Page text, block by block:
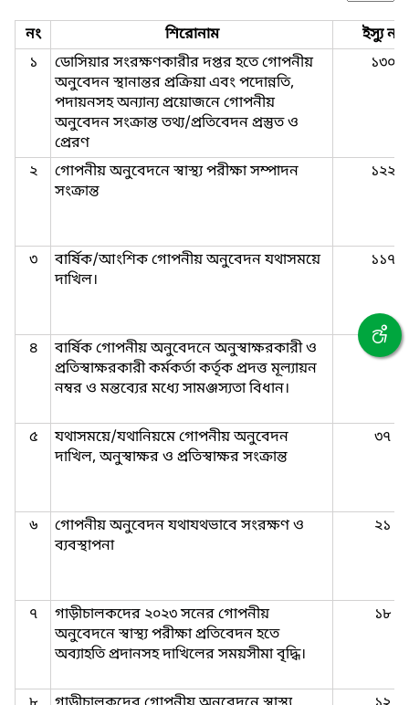
নং শিরোনাম
ইস্যু নং
১
ডোসিয়ার সংরক্ষণকারীর দপ্তর হতে গোপনীয়
অনুবেদন স্থানান্তর প্রক্রিয়া এবং পদোন্নতি,
পদায়নসহ অন্যান্য প্রয়োজনে গোপনীয়
অনুবেদন সংক্রান্ত তথ্য/প্রতিবেদন প্রস্তুত ও
প্রেরণ
১৩০
২
গোপনীয় অনুবেদনে স্বাস্থ্য পরীক্ষা সম্পাদন
সংক্রান্ত
১২২
৩
বার্ষিক/আংশিক গোপনীয় অনুবেদন যথাসময়ে
দাখিল।
১১৭
৪
বার্ষিক গোপনীয় অনুবেদনে অনুস্বাক্ষরকারী ও
প্রতিস্বাক্ষরকারী কর্মকর্তা কর্তৃক প্রদত্ত মূল্যায়ন
নম্বর ও মন্তব্যের মধ্যে সামঞ্জস্যতা বিধান।
৯৭
৫
যথাসময়ে/যথানিয়মে গোপনীয় অনুবেদন
দাখিল, অনুস্বাক্ষর ও প্রতিস্বাক্ষর সংক্রান্ত
৩৭
৬
গোপনীয় অনুবেদন যথাযথভাবে সংরক্ষণ ও
ব্যবস্থাপনা
২১
৭
গাড়ীচালকদের ২০২৩ সনের গোপনীয়
অনুবেদনে স্বাস্থ্য পরীক্ষা প্রতিবেদন হতে
অব্যাহতি প্রদানসহ দাখিলের সময়সীমা বৃদ্ধি।
১৮